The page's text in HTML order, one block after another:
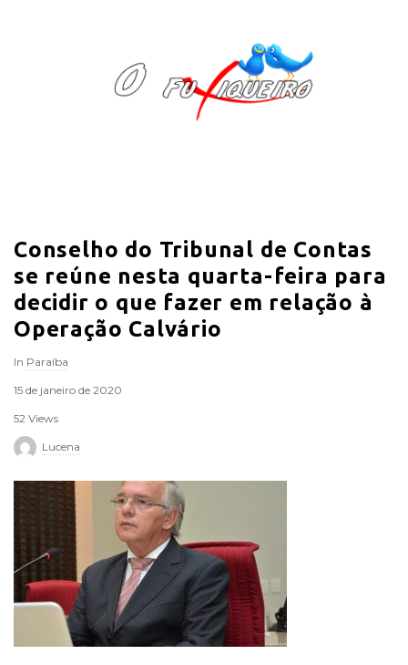
F
q
u
e
i
o
Conselho do Tribunal de Contas
se reúne nesta quarta-feira para
decidir o que fazer em relação à
Operação Calvário
In Paraíba
15 de janeiro de 2020
52 Views
Lucena